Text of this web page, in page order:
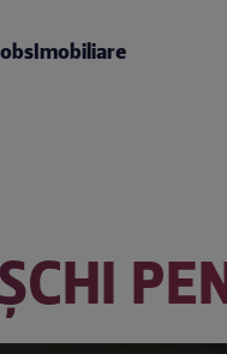
Imobiliare